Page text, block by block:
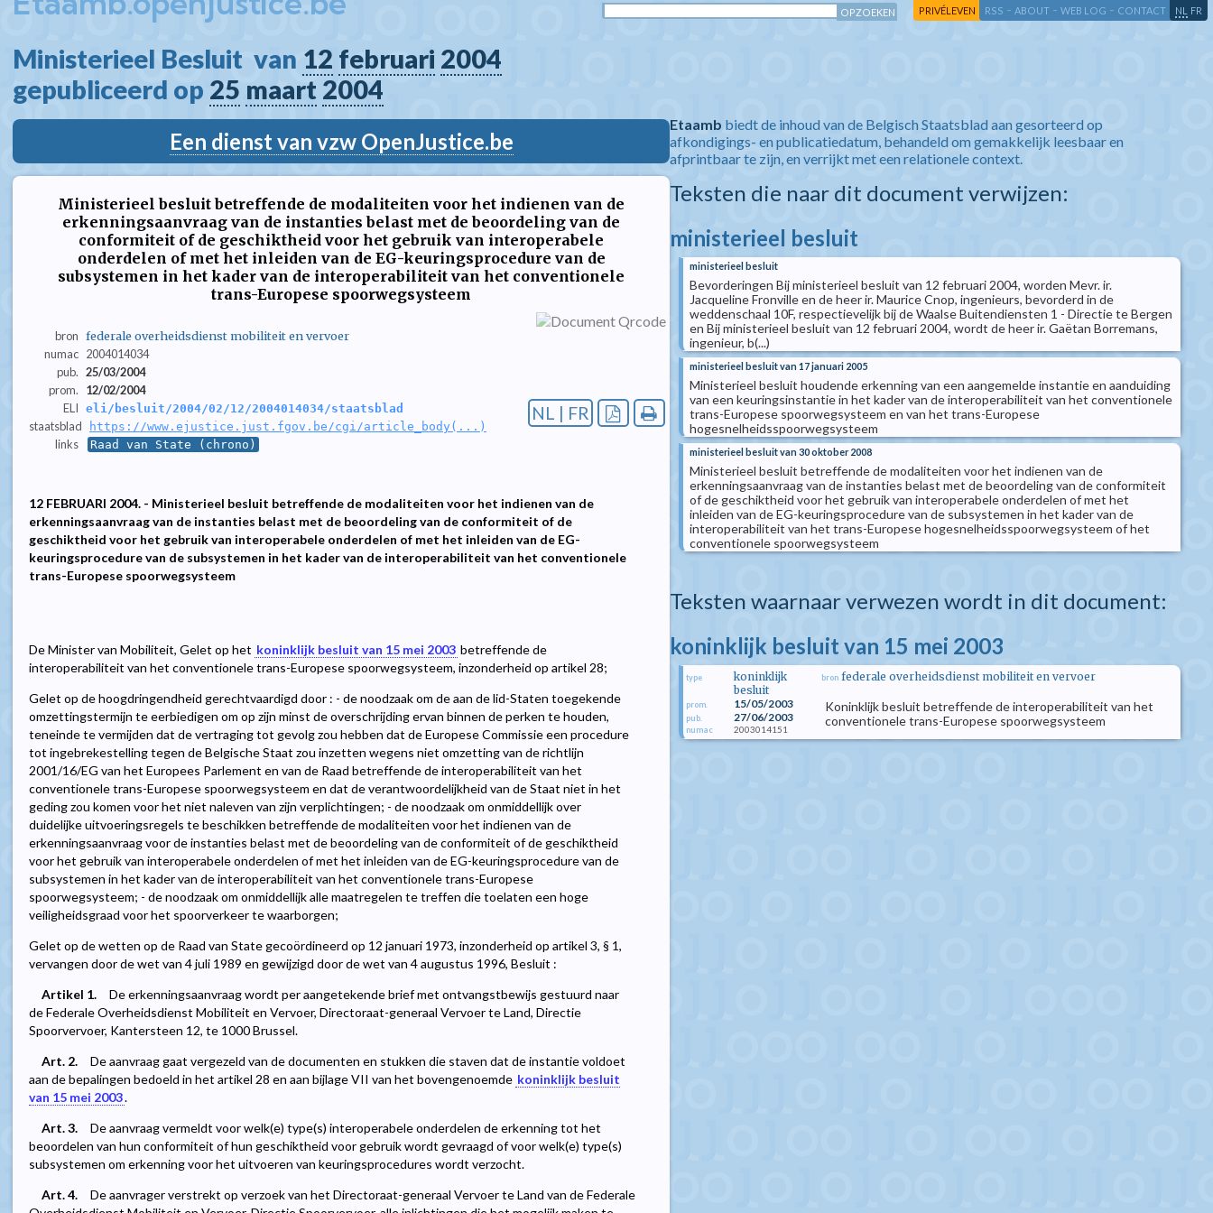
PRIVÉLEVEN RSS - ABOUT - WEB LOG - CONTACT NL FR
Ministerieel Besluit  van 12 februari 2004
gepubliceerd op 25 maart 2004
Een dienst van vzw OpenJustice.be
Ministerieel besluit betreffende de modaliteiten voor het indienen van de
erkenningsaanvraag van de instanties belast met de beoordeling van de
conformiteit of de geschiktheid voor het gebruik van interoperabele
onderdelen of met het inleiden van de EG-keuringsprocedure van de
subsystemen in het kader van de interoperabiliteit van het conventionele
trans-Europese spoorwegsysteem
bron federale overheidsdienst mobiliteit en vervoer
numac 2004014034
pub. 25/03/2004
prom.
12/02/2004
ELI eli/besluit/2004/02/12/2004014034/staatsblad
staatsblad https://www.ejustice.just.fgov.be/cgi/article_body(...)
links Raad van State (chrono)
NL | FR
12 FEBRUARI 2004. - Ministerieel besluit betreffende de modaliteiten voor het indienen van de
erkenningsaanvraag van de instanties belast met de beoordeling van de conformiteit of de
geschiktheid voor het gebruik van interoperabele onderdelen of met het inleiden van de EG-
keuringsprocedure van de subsystemen in het kader van de interoperabiliteit van het conventionele
trans-Europese spoorwegsysteem
De Minister van Mobiliteit, Gelet op het koninklijk besluit van 15 mei 2003 betreffende de
interoperabiliteit van het conventionele trans-Europese spoorwegsysteem, inzonderheid op artikel 28;
Gelet op de hoogdringendheid gerechtvaardigd door : - de noodzaak om de aan de lid-Staten toegekende
omzettingstermijn te eerbiedigen om op zijn minst de overschrijding ervan binnen de perken te houden,
teneinde te vermijden dat de vertraging tot gevolg zou hebben dat de Europese Commissie een procedure
tot ingebrekestelling tegen de Belgische Staat zou inzetten wegens niet omzetting van de richtlijn
2001/16/EG van het Europees Parlement en van de Raad betreffende de interoperabiliteit van het
conventionele trans-Europese spoorwegsysteem en dat de verantwoordelijkheid van de Staat niet in het
geding zou komen voor het niet naleven van zijn verplichtingen; - de noodzaak om onmiddellijk over
duidelijke uitvoeringsregels te beschikken betreffende de modaliteiten voor het indienen van de
erkenningsaanvraag voor de instanties belast met de beoordeling van de conformiteit of de geschiktheid
voor het gebruik van interoperabele onderdelen of met het inleiden van de EG-keuringsprocedure van de
subsystemen in het kader van de interoperabiliteit van het conventionele trans-Europese
spoorwegsysteem; - de noodzaak om onmiddellijk alle maatregelen te treffen die toelaten een hoge
veiligheidsgraad voor het spoorverkeer te waarborgen;
Gelet op de wetten op de Raad van State gecoördineerd op 12 januari 1973, inzonderheid op artikel 3, § 1,
vervangen door de wet van 4 juli 1989 en gewijzigd door de wet van 4 augustus 1996, Besluit :
Artikel 1.
De erkenningsaanvraag wordt per aangetekende brief met ontvangstbewijs gestuurd naar
de Federale Overheidsdienst Mobiliteit en Vervoer, Directoraat-generaal Vervoer te Land, Directie
Spoorvervoer, Kantersteen 12, te 1000 Brussel.
Art. 2.
De aanvraag gaat vergezeld van de documenten en stukken die staven dat de instantie voldoet
aan de bepalingen bedoeld in het artikel 28 en aan bijlage VII van het bovengenoemde koninklijk besluit
van 15 mei 2003.
Art. 3.
De aanvraag vermeldt voor welk(e) type(s) interoperabele onderdelen de erkenning tot het
beoordelen van hun conformiteit of hun geschiktheid voor gebruik wordt gevraagd of voor welk(e) type(s)
subsystemen om erkenning voor het uitvoeren van keuringsprocedures wordt verzocht.
Art. 4.
De aanvrager verstrekt op verzoek van het Directoraat-generaal Vervoer te Land van de Federale
Etaamb biedt de inhoud van de Belgisch Staatsblad aan gesorteerd op
afkondigings- en publicatiedatum, behandeld om gemakkelijk leesbaar en
afprintbaar te zijn, en verrijkt met een relationele context.
Teksten die naar dit document verwijzen:
ministerieel besluit
ministerieel besluit
Bevorderingen Bij ministerieel besluit van 12 februari 2004, worden Mevr. ir.
Jacqueline Fronville en de heer ir. Maurice Cnop, ingenieurs, bevorderd in de
weddenschaal 10F, respectievelijk bij de Waalse Buitendiensten 1 - Directie te Bergen
en Bij ministerieel besluit van 12 februari 2004, wordt de heer ir. Gaëtan Borremans,
ingenieur, b(...)
ministerieel besluit van 17 januari 2005
Ministerieel besluit houdende erkenning van een aangemelde instantie en aanduiding
van een keuringsinstantie in het kader van de interoperabiliteit van het conventionele
trans-Europese spoorwegsysteem en van het trans-Europese
hogesnelheidsspoorwegsysteem
ministerieel besluit van 30 oktober 2008
Ministerieel besluit betreffende de modaliteiten voor het indienen van de
erkenningsaanvraag van de instanties belast met de beoordeling van de conformiteit
of de geschiktheid voor het gebruik van interoperabele onderdelen of met het
inleiden van de EG-keuringsprocedure van de subsystemen in het kader van de
interoperabiliteit van het trans-Europese hogesnelheidsspoorwegsysteem of het
conventionele spoorwegsysteem
Teksten waarnaar verwezen wordt in dit document:
koninklijk besluit van 15 mei 2003
type
koninklijk
besluit
prom. 15/05/2003
pub. 27/06/2003
numac 2003014151
bron federale overheidsdienst mobiliteit en vervoer
Koninklijk besluit betreffende de interoperabiliteit van het
conventionele trans-Europese spoorwegsysteem